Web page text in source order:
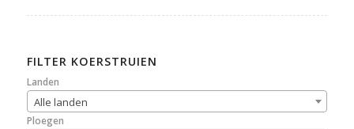
FILTER KOERSTRUIEN
Landen
Alle landen
Ploegen